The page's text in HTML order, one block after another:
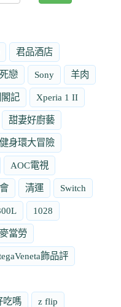
君品酒店
戀 Sony 羊肉
記 Xperia 1 II
甜妻好廚藝
健身環大冒險
AOC電視
清運 Switch
1028
麥當勞
飾品評
吃嗎 z flip